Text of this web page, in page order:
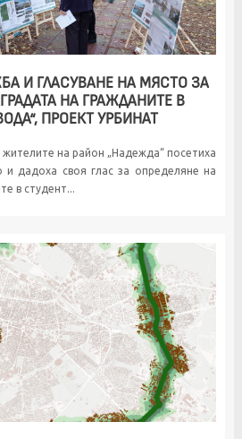
И ГЛАСУВАНЕ НА МЯСТО ЗА
НА ГРАЖДАНИТЕ В
ПРОЕКТ УРБИНАТ
на район „Надежда“ посетиха
и дадоха своя глас за определяне на
в студент...